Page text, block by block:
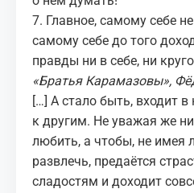
7. Главное, самому себе
самому себе до того
правды ни в себе, ни
«Братья Карамазовы»,
[…] А стало быть, входит в
к другим. Не уважая же
любить, а чтобы, не имея
развлечь, предаётся
сладостям и доходит